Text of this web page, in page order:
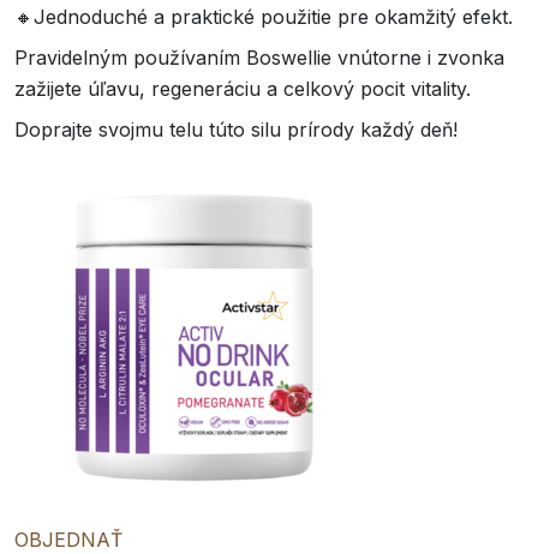
🔸️Jednoduché a praktické použitie pre okamžitý efekt.
Pravidelným používaním Boswellie vnútorne i zvonka
zažijete úľavu, regeneráciu a celkový pocit vitality.
Doprajte svojmu telu túto silu prírody každý deň!
OBJEDNAŤ